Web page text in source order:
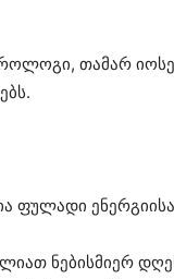
თამარ
ფულადი
ნებისმიერ